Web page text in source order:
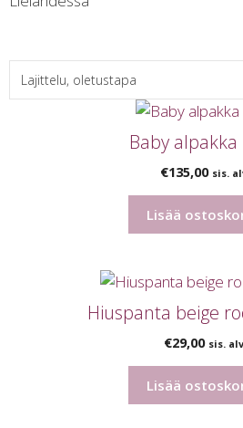
Baby alpakka
€135,00 sis.
Lisää
Hiuspanta beige
€29,00 sis. alv
Lisää